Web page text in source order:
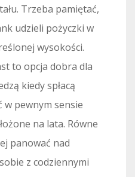
Trzeba pamiętać,
udzieli pożyczki w
wysokości.
to opcja dobra dla
kiedy spłacą
w pewnym sensie
na lata. Równe
panować nad
z codziennymi